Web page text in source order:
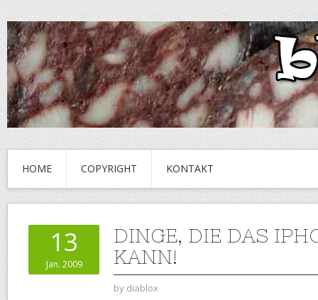
HOME COPYRIGHT KONTAKT
13
Jan. 2009
DINGE, DIE DAS
KANN!
by diablox